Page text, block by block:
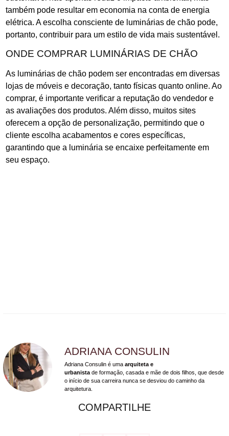
também pode resultar em economia na conta de energia
elétrica. A escolha consciente de luminárias de chão pode,
portanto, contribuir para um estilo de vida mais sustentável.
ONDE COMPRAR LUMINÁRIAS DE CHÃO
As luminárias de chão podem ser encontradas em diversas
lojas de móveis e decoração, tanto físicas quanto online. Ao
comprar, é importante verificar a reputação do vendedor e
as avaliações dos produtos. Além disso, muitos sites
oferecem a opção de personalização, permitindo que o
cliente escolha acabamentos e cores específicas,
garantindo que a luminária se encaixe perfeitamente em
seu espaço.
ADRIANA CONSULIN
Adriana Consulin é uma arquiteta e
urbanista de formação, casada e mãe de dois filhos, que desde
o início de sua carreira nunca se desviou do caminho da
arquitetura.
COMPARTILHE